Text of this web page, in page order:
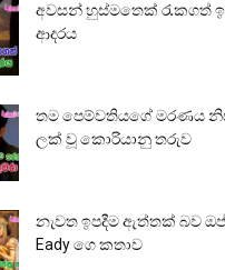
අවසන් හුස්මතෙක් රැකගත්
ආදරය
තම පෙම්වතියගේ මරණය
ලක් වූ කොරියානු තරුව
නැවත ඉපදීම ඇත්තක් බව
Eady ගෙ කතාව